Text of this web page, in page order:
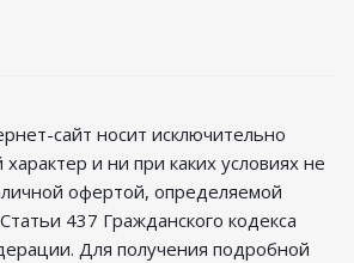
сайт носит исключительно
и ни при каких условиях не
офертой, определяемой
437 Гражданского кодекса
Для получения подробной